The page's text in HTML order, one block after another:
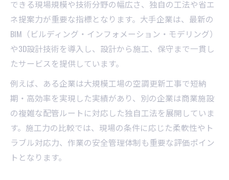
できる現場規模や技術分野の幅広さ、独自の工法や省エ
ネ提案力が重要な指標となります。大手企業は、最新の
BIM（ビルディング・インフォメーション・モデリング）
や3D設計技術を導入し、設計から施工、保守まで一貫し
たサービスを提供しています。
例えば、ある企業は大規模工場の空調更新工事で短納
期・高効率を実現した実績があり、別の企業は商業施設
の複雑な配管ルートに対応した独自工法を展開していま
す。施工力の比較では、現場の条件に応じた柔軟性やト
ラブル対応力、作業の安全管理体制も重要な評価ポイン
トとなります。